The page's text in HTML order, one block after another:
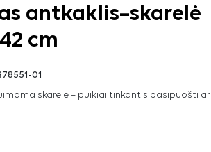
antkaklis–skarelė
cm
01
skarele – puikiai tinkantis pasipuošti ar